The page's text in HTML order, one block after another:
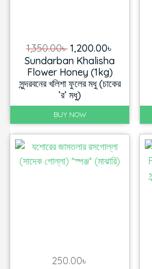
1,350.00৳ Original
price
was:
1,350.00৳ .
1,200.00৳
price
1,200.00৳ .
Sundarban Khalisha
Flower Honey (1kg)
সুন্দরবনের খলিশা ফুলের মধু (চাকের
’র’ মধু)
BUY NOW
250.00৳